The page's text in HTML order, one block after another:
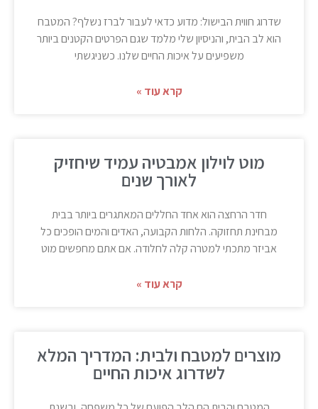
שדרוג חווית הבישול: מדוע כדאי לעבור לברז נשלף? המטבח
הוא לב הבית, והניסיון שלי מלמד שגם הפרטים הקטנים ביותר
משפיעים על איכות החיים שלנו. כשניגשתי
קרא עוד »
מוט לוילון אמבטיה עמיד שיחזיק
לאורך שנים
חדר הרחצה הוא אחד החללים המאתגרים ביותר בבית
מבחינת תחזוקה. הלחות הקבועה, האדים והמים הופכים כל
אביזר מתכתי למטרה קלה לחלודה. אם אתם מחפשים מוט
קרא עוד »
מוצרים למטבח ולבית: המדריך המלא
לשדרוג איכות החיים